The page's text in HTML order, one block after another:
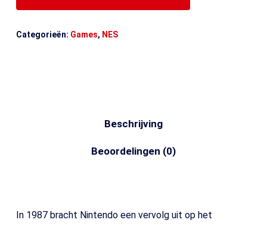
Categorieën: Games, NES
Beschrijving
Beoordelingen (0)
In 1987 bracht Nintendo een vervolg uit op het